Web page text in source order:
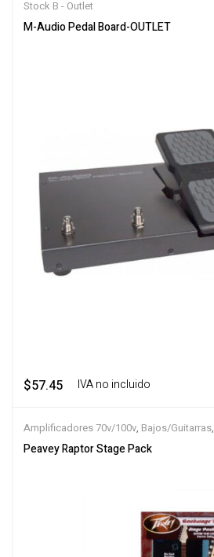
Stock B - Outlet
M-Audio Pedal Board-OUTLET
$57.45 ‎ ‎ ‎ IVA no incluido
Amplificadores 70v/100v, Bajos/Guitarras,
Outlet
Peavey Raptor Stage Pack